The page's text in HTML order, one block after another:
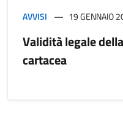
AVVISI 19 GENNAIO
Validità legale
cartacea